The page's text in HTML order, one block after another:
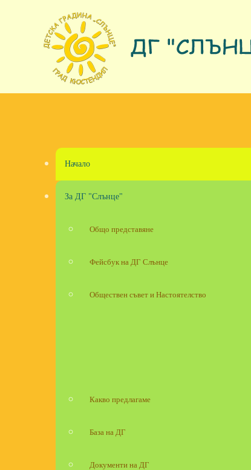
Skip to main content
Начало
За ДГ "Слънце"
Общо представяне
Фейсбук на ДГ Слънце
Обществен съвет и Настоятелство
Какво предлагаме
База на ДГ
Документи на ДГ